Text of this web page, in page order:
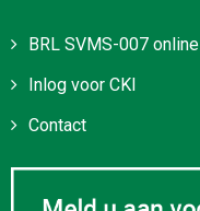
BRL SVMS-007 online
Inlog voor CKI
Contact